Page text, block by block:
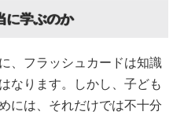
に学ぶのか
、フラッシュカードは知識
なります。しかし、子ども
には、それだけでは不十分